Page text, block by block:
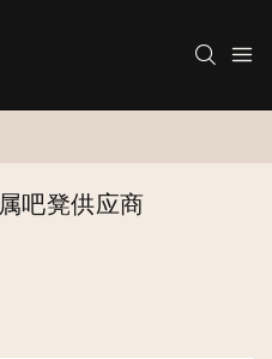
吧凳供应商